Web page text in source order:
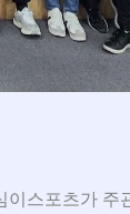
스포츠가 주